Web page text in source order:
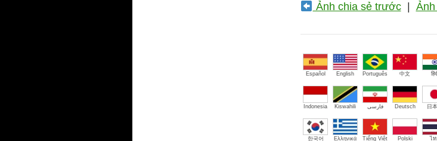
Ảnh chia sẻ trước|
Español English Português 中文
Indonesia Kiswahili فارسی Deutsch 日
한국어 Ελληνικά Tiếng Việt Polski ไท